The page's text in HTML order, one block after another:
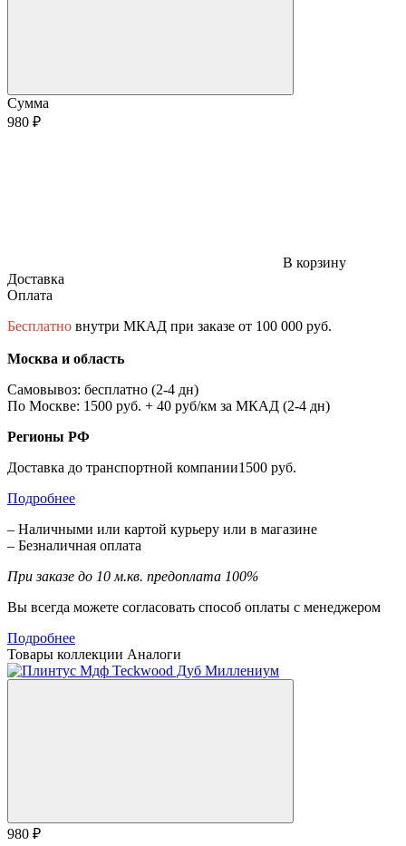
Сумма
980 ₽
В корзину
Доставка
Оплата
Бесплатно внутри МКАД при заказе от 100 000 руб.
Москва и область
Самовывоз: бесплатно (2-4 дн)
По Москве: 1500 руб. + 40 руб/км за МКАД (2-4 дн)
Регионы РФ
Доставка до транспортной компании1500 руб.
Подробнее
– Наличными или картой курьеру или в магазине
– Безналичная оплата
При заказе до 10 м.кв. предоплата 100%
Вы всегда можете согласовать способ оплаты с менеджером
Подробнее
Товары коллекции Аналоги
980 ₽